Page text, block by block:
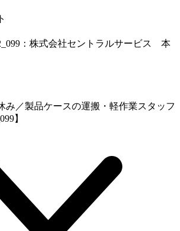
：株式会社セントラルサービス 本
み／製品ケースの運搬・軽作業スタッフ
】